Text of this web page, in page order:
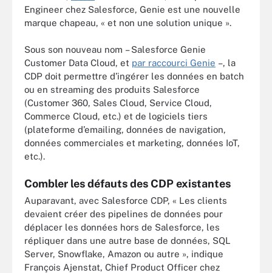
Engineer chez Salesforce, Genie est une nouvelle
marque chapeau, « et non une solution unique ».
Sous son nouveau nom – Salesforce Genie
Customer Data Cloud, et par raccourci Genie –, la
CDP doit permettre d’ingérer les données en batch
ou en streaming des produits Salesforce
(Customer 360, Sales Cloud, Service Cloud,
Commerce Cloud, etc.) et de logiciels tiers
(plateforme d’emailing, données de navigation,
données commerciales et marketing, données IoT,
etc.).
Combler les défauts des CDP existantes
Auparavant, avec Salesforce CDP, « Les clients
devaient créer des pipelines de données pour
déplacer les données hors de Salesforce, les
répliquer dans une autre base de données, SQL
Server, Snowflake, Amazon ou autre », indique
François Ajenstat, Chief Product Officer chez